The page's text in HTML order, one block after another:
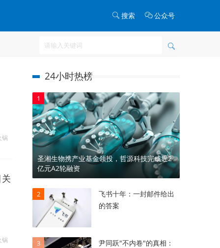
搜索 公众号
锅
锅
24小时热榜
1
圣湘生物携产业基金领投，哲源科技完成近2
亿元A2轮融资
2
飞书十年：一封邮件给出
的答案
3
尹同跃"不内卷"的真相：